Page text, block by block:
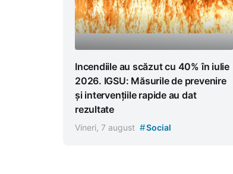
Incendiile au scăzut cu 40% în iulie
2026. IGSU: Măsurile de prevenire
și intervențiile rapide au dat
rezultate
Vineri, 7 august #Social